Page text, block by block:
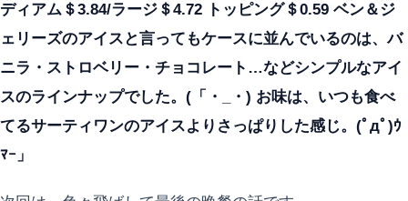
ディアム＄3.84/ラージ＄4.72 トッピング＄0.59 ベン＆ジ
ェリーズのアイスと言ってもケースに並んでいるのは、バ
ニラ・ストロベリー・チョコレート…などシンプルなアイ
スのラインナップでした。(「・_・) お味は、いつも食べ
てるサーティワンのアイスよりさっぱりした感じ。(ﾟдﾟ)ｳ
ﾏｰ」